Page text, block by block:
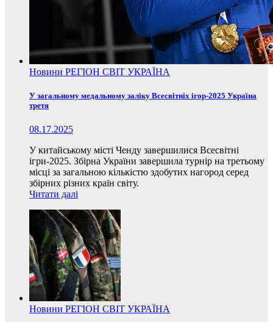
Новини РЕГІОН СВІТ УКРАЇНА
У загальному медальному заліку Всесвітніх ігор-2025 Україна
третя
08.17.2025
У китайському місті Ченду завершилися Всесвітні
ігри-2025. Збірна України завершила турнір на третьому
місці за загальною кількістю здобутих нагород серед
збірних різних країн світу.
Читати далі
Новини РЕГІОН СВІТ УКРАЇНА